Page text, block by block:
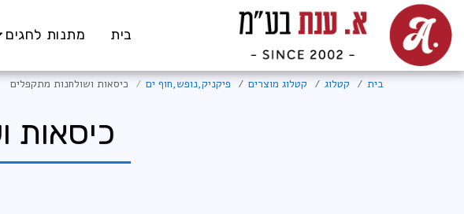
בית מתנות לחגים
בית קטלוג קטלוג מוצרים פיקניק,נופש,חוף ים כיסאות ושולחנות מתקפלים
כיסאות